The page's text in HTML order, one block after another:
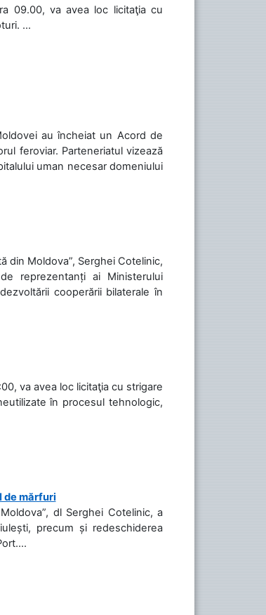
09.00, va avea loc licitaţia cu
...
au încheiat un Acord de
feroviar. Parteneriatul vizează
uman necesar domeniului
din Moldova”, Serghei Cotelinic,
reprezentanți ai Ministerului
cooperării bilaterale în
va avea loc licitaţia cu strigare
în procesul tehnologic,
de mărfuri
dl Serghei Cotelinic, a
precum și redeschiderea